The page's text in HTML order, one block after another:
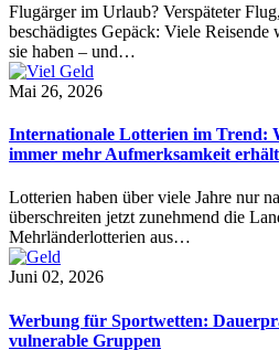
Flugärger im Urlaub? Verspäteter
beschädigtes Gepäck: Viele
sie haben – und…
Mai 26, 2026
Internationale Lotterien im Trend:
immer mehr Aufmerksamkeit erhält
Lotterien haben über viele Jahre nur
überschreiten jetzt zunehmend die
Mehrländerlotterien aus…
Juni 02, 2026
Werbung für Sportwetten:
vulnerable Gruppen